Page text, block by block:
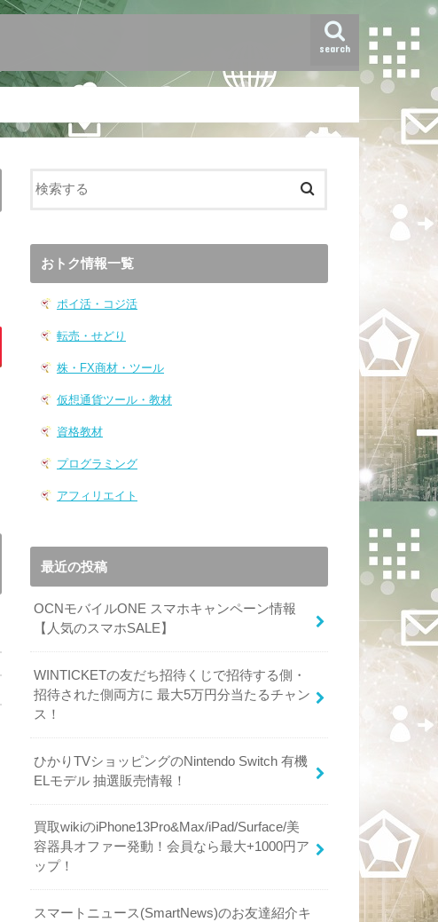
search
おトク情報一覧
ポイ活・コジ活
転売・せどり
株・FX商材・ツール
仮想通貨ツール・教材
資格教材
プログラミング
アフィリエイト
最近の投稿
OCNモバイルONE スマホキャンペーン情報
【人気のスマホSALE】
WINTICKETの友だち招待くじで招待する側・
招待された側両方に 最大5万円分当たるチャン
ス！
ひかりTVショッピングのNintendo Switch 有機
ELモデル 抽選販売情報！
買取wikiのiPhone13Pro&Max/iPad/Surface/美
容器具オファー発動！会員なら最大+1000円ア
ップ！
スマートニュース(SmartNews)のお友達紹介キ